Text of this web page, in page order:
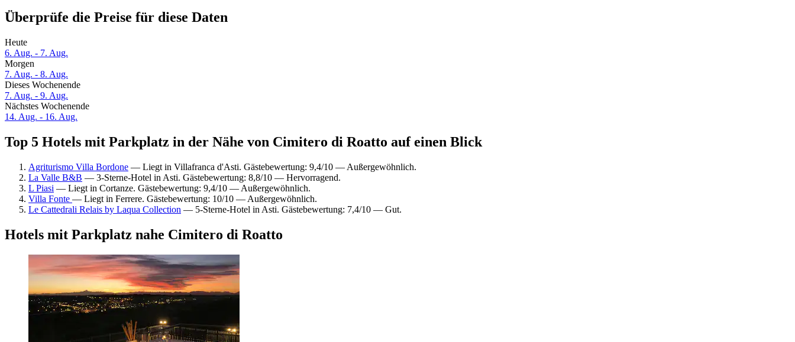
Überprüfe die Preise für diese Daten
Heute
6. Aug. - 7. Aug.
Morgen
7. Aug. - 8. Aug.
Dieses Wochenende
7. Aug. - 9. Aug.
Nächstes Wochenende
14. Aug. - 16. Aug.
Top 5 Hotels mit Parkplatz in der Nähe von Cimitero di Roatto auf einen Blick
Agriturismo Villa Bordone — Liegt in Villafranca d'Asti. Gästebewertung: 9,4/10 — Außergewöhnlich.
La Valle B&B — 3-Sterne-Hotel in Asti. Gästebewertung: 8,8/10 — Hervorragend.
L Piasi — Liegt in Cortanze. Gästebewertung: 9,4/10 — Außergewöhnlich.
Villa Fonte — Liegt in Ferrere. Gästebewertung: 10/10 — Außergewöhnlich.
Le Cattedrali Relais by Laqua Collection — 5-Sterne-Hotel in Asti. Gästebewertung: 7,4/10 — Gut.
Hotels mit Parkplatz nahe Cimitero di Roatto